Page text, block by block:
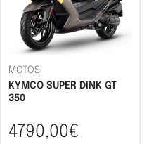
MOTOS
KYMCO SUPER DINK GT
350
4790,00€